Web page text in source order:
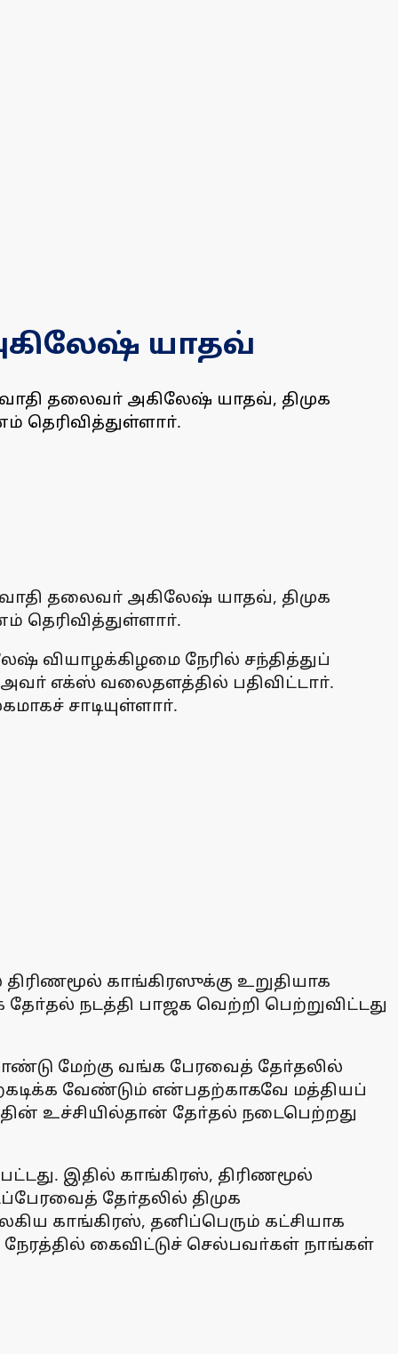
யாதவ்
தலைவா் அகிலேஷ் யாதவ், திமுக
தெரிவித்துள்ளாா்.
தலைவா் அகிலேஷ் யாதவ், திமுக
தெரிவித்துள்ளாா்.
வியாழக்கிழமை நேரில் சந்தித்துப்
அவா் எக்ஸ் வலைதளத்தில் பதிவிட்டாா்.
சாடியுள்ளாா்.
காங்கிரஸுக்கு உறுதியாக
நடத்தி பாஜக வெற்றி பெற்றுவிட்டது
மேற்கு வங்க பேரவைத் தோ்தலில்
வேண்டும் என்பதற்காகவே மத்தியப்
உச்சியில்தான் தோ்தல் நடைபெற்றது
இதில் காங்கிரஸ், திரிணமூல்
தோ்தலில் திமுக
காங்கிரஸ், தனிப்பெரும் கட்சியாக
கைவிட்டுச் செல்பவா்கள் நாங்கள்